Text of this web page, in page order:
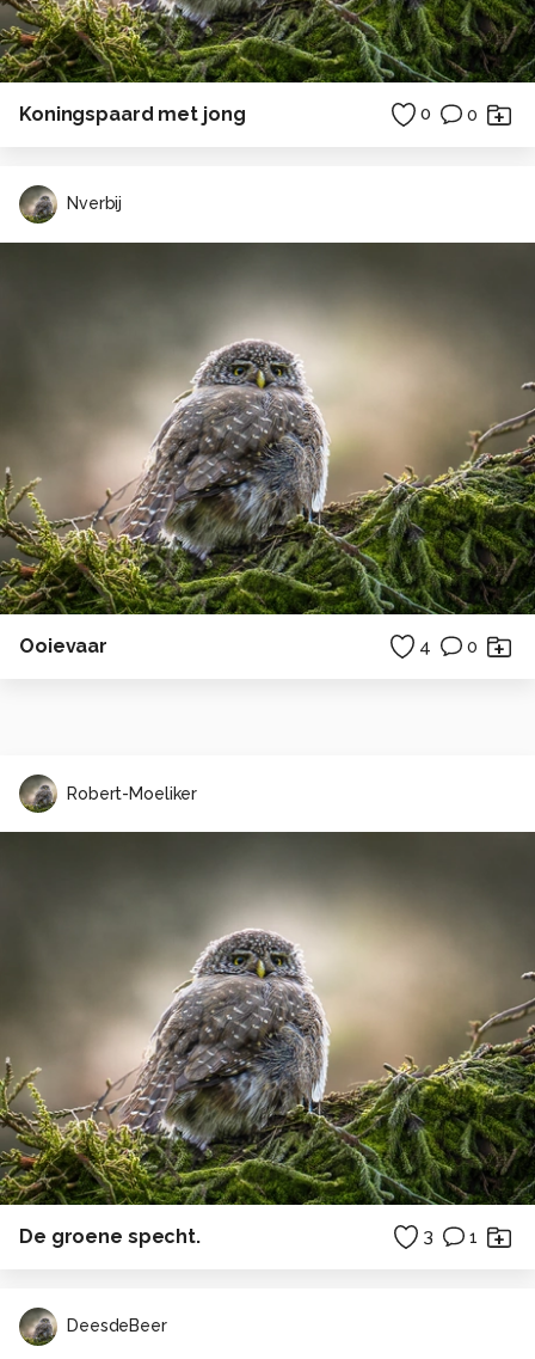
Koningspaard met jong 0 0
Nverbij
Ooievaar 4 0
Robert-Moeliker
De groene specht. 3 1
DeesdeBeer